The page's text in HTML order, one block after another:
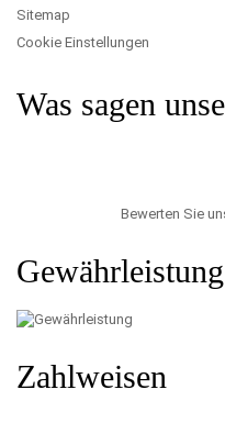
Sitemap
Cookie Einstellungen
Was sagen
Bewerten Sie
Gewährleistung
Zahlweisen